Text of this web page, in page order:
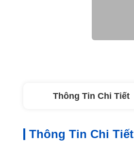
Thông Tin Chi Tiết
Thông Tin Chi Tiết